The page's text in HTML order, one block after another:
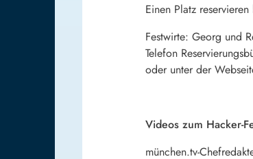
Einen Platz
Festwirte: Georg und
Telefon
oder unter der
Videos zum Hacker-
münchen.tv-